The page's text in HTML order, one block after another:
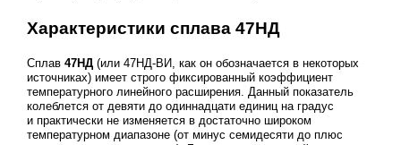
Характеристики сплава 47НД
Сплав 47НД(или 47НД-ВИ, как он обозначается в некоторых
источниках) имеет строго фиксированный коэффициент
температурного линейного расширения. Данный показатель
колеблется от девяти до одиннадцати единиц на градус
и практически не изменяется в достаточно широком
температурном диапазоне (от минус семидесяти до плюс